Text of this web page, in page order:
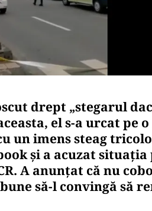
drept „stegarul
el s-a urcat pe
un imens steag
și a acuzat
A anunțat că nu
să-l convingă să